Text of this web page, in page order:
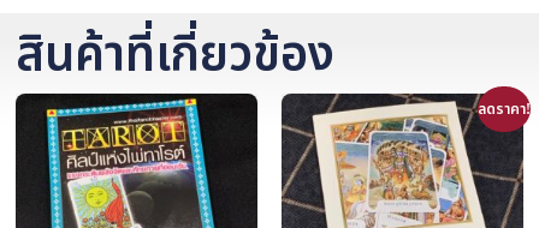
สินค้าที่เกี่ยวข้อง
ลดราคา!